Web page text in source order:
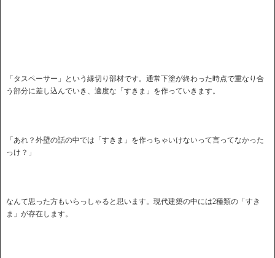
「タスペーサー」という縁切り部材です。通常下塗が終わった時点で重なり合
う部分に差し込んでいき、適度な「すきま」を作っていきます。
「あれ？外壁の話の中では「すきま」を作っちゃいけないって言ってなかった
っけ？」
なんて思った方もいらっしゃると思います。現代建築の中には2種類の「すき
ま」が存在します。